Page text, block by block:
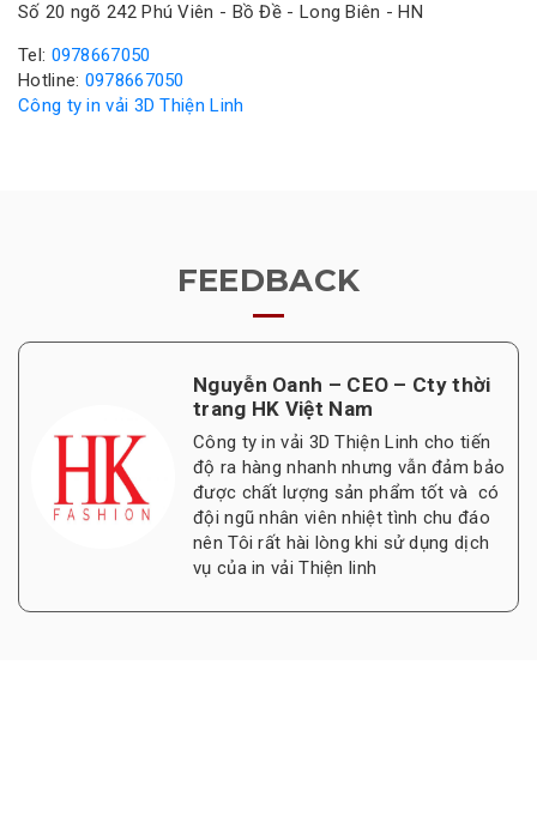
Số 20 ngõ 242 Phú Viên - Bồ Đề - Long Biên - HN
Tel: 0978667050
Hotline: 0978667050
Công ty in vải 3D Thiện Linh
FEEDBACK
Nguyễn Oanh – CEO – Cty thời
trang HK Việt Nam
Công ty in vải 3D Thiện Linh cho tiến
độ ra hàng nhanh nhưng vẫn đảm bảo
được chất lượng sản phẩm tốt và có
đội ngũ nhân viên nhiệt tình chu đáo
nên Tôi rất hài lòng khi sử dụng dịch
vụ của in vải Thiện linh